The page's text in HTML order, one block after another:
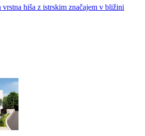
vrstna hiša z istrskim značajem v bližini